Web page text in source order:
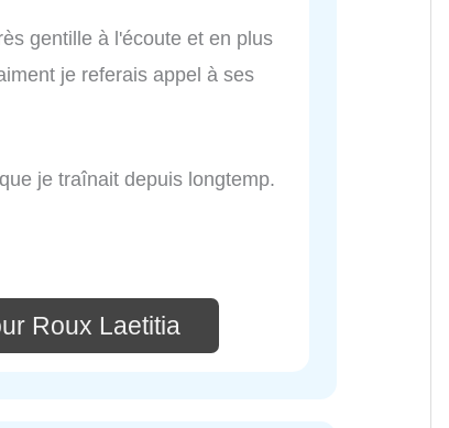
gentille à l'écoute et en plus
je referais appel à ses
je traînait depuis longtemp.
Roux Laetitia